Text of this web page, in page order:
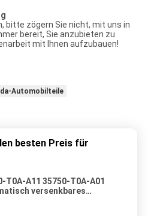
bitte zögern Sie nicht, mit uns in
bereit, Sie anzubieten zu
mit Ihnen aufzubauen!
Automobilteile
besten Preis für
T0A-A11 35750-T0A-A01
versenkbares